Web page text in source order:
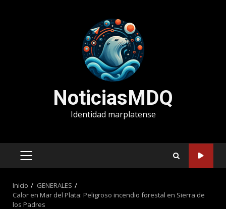
NoticiasMDQ
Identidad marplatense
MENÚ
Inicio
GENERALES
Calor en Mar del Plata: Peligroso incendio forestal en Sierra de
los Padres